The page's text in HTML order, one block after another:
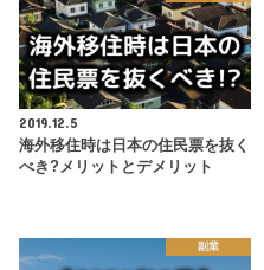
2019.12.5
海外移住時は日本の住民票を抜く
べき?メリットとデメリット
副業